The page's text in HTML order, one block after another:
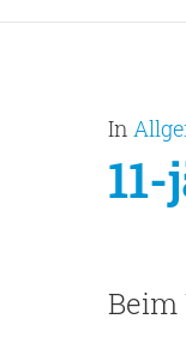
In